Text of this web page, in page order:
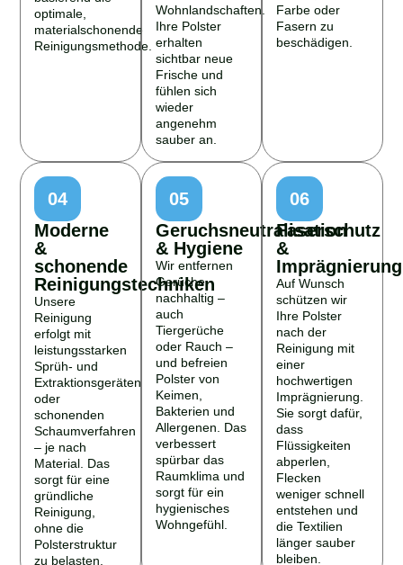
optimale,
materialschonende
Reinigungsmethode.
Wohnlandschaften.
Ihre Polster
erhalten
sichtbar neue
Frische und
fühlen sich
wieder
angenehm
sauber an.
Farbe oder
Fasern zu
beschädigen.
04
Moderne
&
schonende
Reinigungstechniken
Unsere
Reinigung
erfolgt mit
leistungsstarken
Sprüh- und
Extraktionsgeräten
oder
schonenden
Schaumverfahren
– je nach
Material. Das
sorgt für eine
gründliche
Reinigung,
ohne die
Polsterstruktur
zu belasten.
05
Geruchsneutralisation
& Hygiene
Wir entfernen
Gerüche
nachhaltig –
auch
Tiergerüche
oder Rauch –
und befreien
Polster von
Keimen,
Bakterien und
Allergenen. Das
verbessert
spürbar das
Raumklima und
sorgt für ein
hygienisches
Wohngefühl.
06
Faserschutz
&
Imprägnierung
Auf Wunsch
schützen wir
Ihre Polster
nach der
Reinigung mit
einer
hochwertigen
Imprägnierung.
Sie sorgt dafür,
dass
Flüssigkeiten
abperlen,
Flecken
weniger schnell
entstehen und
die Textilien
länger sauber
bleiben.